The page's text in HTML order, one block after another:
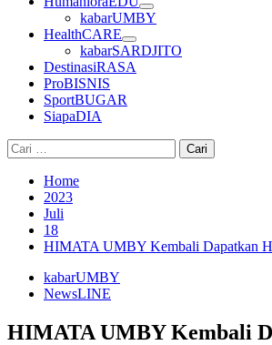
kabarUMBY
HealthCARE
kabarSARDJITO
DestinasiRASA
ProBISNIS
SportBUGAR
SiapaDIA
Cari
untuk:
Home
2023
Juli
18
HIMATA UMBY Kembali Dapatkan
kabarUMBY
NewsLINE
HIMATA UMBY Kembali